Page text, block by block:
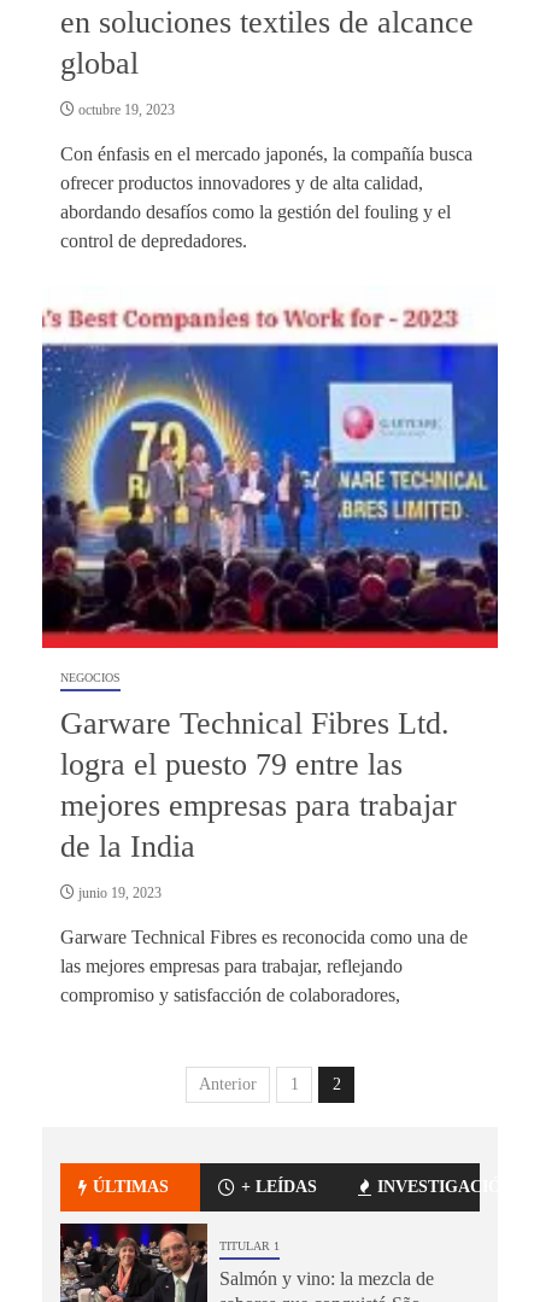
en soluciones textiles de alcance
global
octubre 19, 2023
Con énfasis en el mercado japonés, la compañía busca
ofrecer productos innovadores y de alta calidad,
abordando desafíos como la gestión del fouling y el
control de depredadores.
NEGOCIOS
Garware Technical Fibres Ltd.
logra el puesto 79 entre las
mejores empresas para trabajar
de la India
junio 19, 2023
Garware Technical Fibres es reconocida como una de
las mejores empresas para trabajar, reflejando
compromiso y satisfacción de colaboradores,
Anterior 1 2
ÚLTIMAS + LEÍDAS INVESTIGACIÓN
TITULAR 1
Salmón y vino: la mezcla de